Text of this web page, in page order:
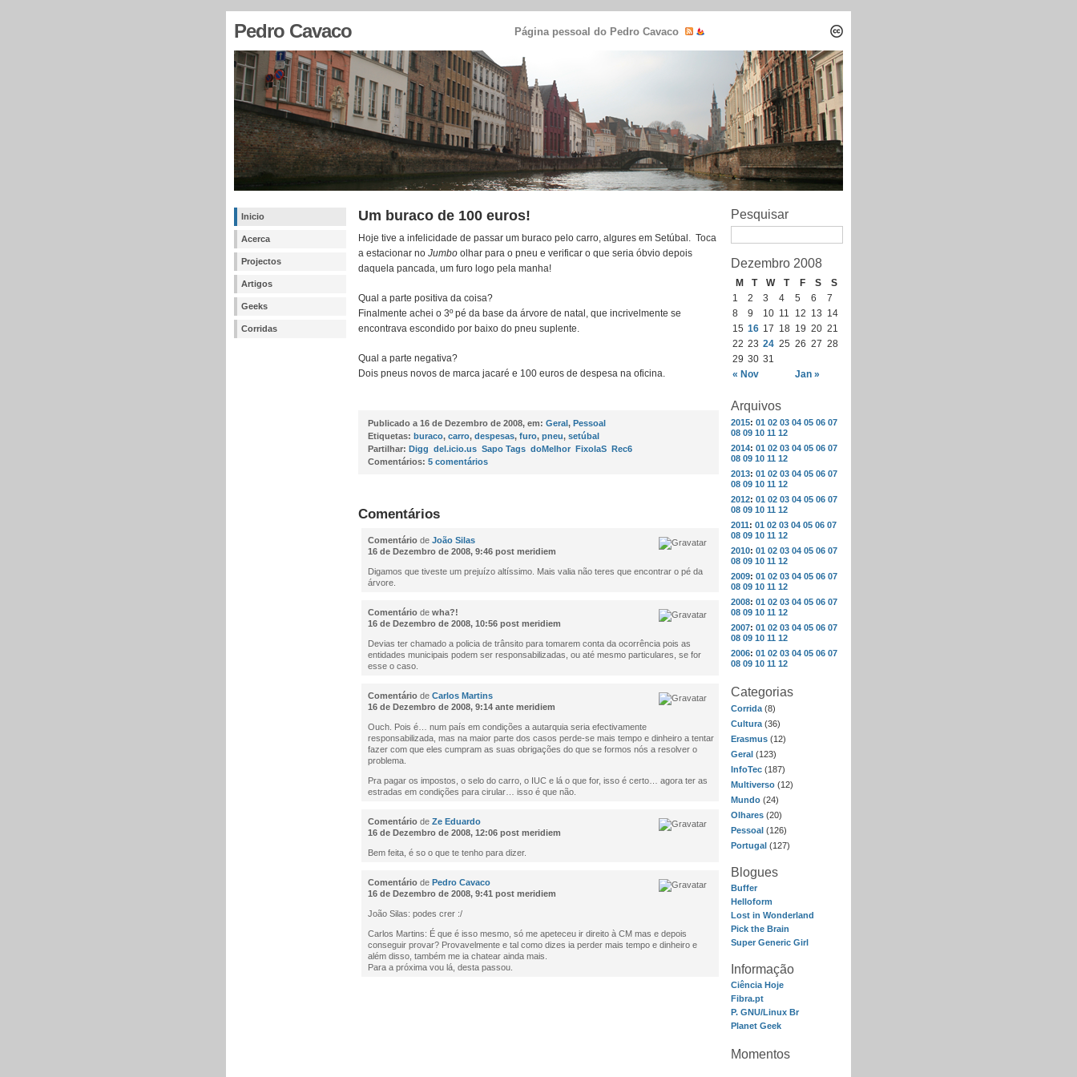
Pedro Cavaco Página pessoal do Pedro Cavaco
Inicio
Acerca
Projectos
Artigos
Geeks
Corridas
Pesquisar
Dezembro 2008
M T W T F S S
« Nov Jan »
1 2 3 4 5 6
7
8
9 10 11 12 13 14
15 16 17 18 19 20 21
22 23 24 25 26 27 28
29 30 31
Arquivos
2015: 01 02 03 04 05 06 07
08 09 10 11 12
2014: 01 02 03 04 05 06 07
08 09 10 11 12
2013: 01 02 03 04 05 06 07
08 09 10 11 12
2012: 01 02 03 04 05 06 07
08 09 10 11 12
2011: 01 02 03 04 05 06 07
08 09 10 11 12
2010: 01 02 03 04 05 06 07
08 09 10 11 12
2009: 01 02 03 04 05 06 07
08 09 10 11 12
2008: 01 02 03 04 05 06 07
08 09 10 11 12
2007: 01 02 03 04 05 06 07
08 09 10 11 12
2006: 01 02 03 04 05 06 07
08 09 10 11 12
Categorias
Corrida (8)
Cultura (36)
Erasmus (12)
Geral (123)
InfoTec (187)
Multiverso (12)
Mundo (24)
Olhares (20)
Pessoal (126)
Portugal (127)
Blogues
Buffer
Helloform
Lost in Wonderland
Pick the Brain
Super Generic Girl
Informação
Ciência Hoje
Fibra.pt
P. GNU/Linux Br
Planet Geek
Momentos
Um buraco de 100 euros!
Hoje tive a infelicidade de passar um buraco pelo carro, algures em Setúbal. Toca
a estacionar no Jumbo olhar para o pneu e verificar o que seria óbvio depois
daquela pancada, um furo logo pela manha!
Qual a parte positiva da coisa?
Finalmente achei o 3º pé da base da árvore de natal, que incrivelmente se
encontrava escondido por baixo do pneu suplente.
Qual a parte negativa?
Dois pneus novos de marca jacaré e 100 euros de despesa na oficina.
Publicado a 16 de Dezembro de 2008, em: Geral, Pessoal
Etiquetas: buraco, carro, despesas, furo, pneu, setúbal
Partilhar: Digg del.icio.us Sapo Tags doMelhor FixolaS Rec6
Comentários: 5 comentários
Comentários
Comentário de João Silas
16 de Dezembro de 2008, 9:46 post meridiem
Digamos que tiveste um prejuízo altíssimo. Mais valia não teres que encontrar o pé da
árvore.
Comentário de wha?!
16 de Dezembro de 2008, 10:56 post meridiem
Devias ter chamado a policia de trânsito para tomarem conta da ocorrência pois as
entidades municipais podem ser responsabilizadas, ou até mesmo particulares, se for
esse o caso.
Comentário de Carlos Martins
16 de Dezembro de 2008, 9:14 ante meridiem
Ouch. Pois é… num país em condições a autarquia seria efectivamente
responsabilizada, mas na maior parte dos casos perde-se mais tempo e dinheiro a tentar
fazer com que eles cumpram as suas obrigações do que se formos nós a resolver o
problema.
Pra pagar os impostos, o selo do carro, o IUC e lá o que for, isso é certo… agora ter as
estradas em condições para cirular… isso é que não.
Comentário de Ze Eduardo
16 de Dezembro de 2008, 12:06 post meridiem
Bem feita, é so o que te tenho para dizer.
Comentário de Pedro Cavaco
16 de Dezembro de 2008, 9:41 post meridiem
João Silas: podes crer :/
Carlos Martins: É que é isso mesmo, só me apeteceu ir direito à CM mas e depois
conseguir provar? Provavelmente e tal como dizes ia perder mais tempo e dinheiro e
além disso, também me ia chatear ainda mais.
Para a próxima vou lá, desta passou.